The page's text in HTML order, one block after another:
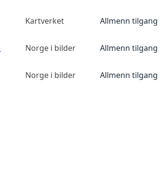
Kartverket Allmenn tilgang
Norge i bilder Allmenn tilgang
Norge i bilder Allmenn tilgang